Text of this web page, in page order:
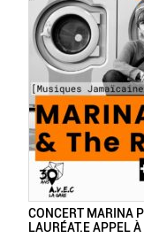
CONCERT MARINA
LAURÉAT.E APPEL